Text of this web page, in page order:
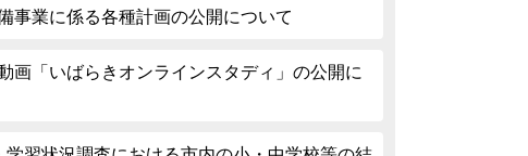
事業に係る各種計画の公開について
画「いばらきオンラインスタディ」の公開に